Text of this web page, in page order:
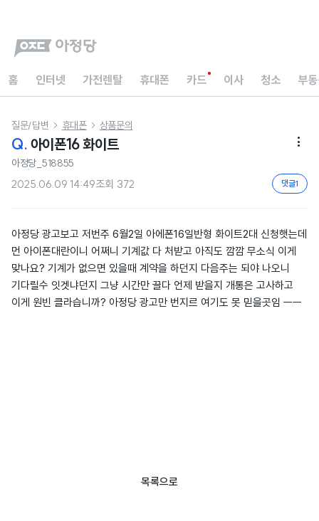
홈 인터넷 가전렌탈 휴대폰 카드 이사 청소 부
질문/답변  휴대폰  상품문의
Q. 아이폰16 화이트 
아정당_518855
2025.06.09 14:49조회 372 댓글1
아정당 광고보고 저번주 6월2일 아에폰16일반형 화이트2대 신청햇는데
먼 아이폰대란이니 어쩌니 기계값 다 처받고 아직도 깜깜 무소식 이게
맞나요? 기계가 없으면 있을때 계약을 하던지 다음주는 되야 나오니
기다릴수 잇겟냐던지 그냥 시간만 끌다 언제 받을지 개통은 고사하고
이게 원빈 클라습니까? 아정당 광고만 번지르 여기도 못 믿을곳임 ㅡㅡ
목록으로